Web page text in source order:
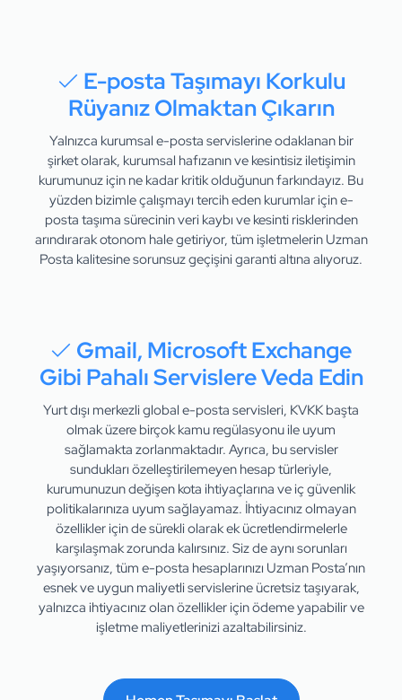
E-posta Taşımayı Korkulu
Rüyanız Olmaktan Çıkarın
Yalnızca kurumsal e-posta servislerine odaklanan bir
şirket olarak, kurumsal hafızanın ve kesintisiz iletişimin
kurumunuz için ne kadar kritik olduğunun farkındayız. Bu
yüzden bizimle çalışmayı tercih eden kurumlar için e-
posta taşıma sürecinin veri kaybı ve kesinti risklerinden
arındırarak otonom hale getiriyor, tüm işletmelerin Uzman
Posta kalitesine sorunsuz geçişini garanti altına alıyoruz.
Gmail, Microsoft Exchange
Gibi Pahalı Servislere Veda Edin
Yurt dışı merkezli global e-posta servisleri, KVKK başta
olmak üzere birçok kamu regülasyonu ile uyum
sağlamakta zorlanmaktadır. Ayrıca, bu servisler
sundukları özelleştirilemeyen hesap türleriyle,
kurumunuzun değişen kota ihtiyaçlarına ve iç güvenlik
politikalarınıza uyum sağlayamaz. İhtiyacınız olmayan
özellikler için de sürekli olarak ek ücretlendirmelerle
karşılaşmak zorunda kalırsınız. Siz de aynı sorunları
yaşıyorsanız, tüm e-posta hesaplarınızı Uzman Posta’nın
esnek ve uygun maliyetli servislerine ücretsiz taşıyarak,
yalnızca ihtiyacınız olan özellikler için ödeme yapabilir ve
işletme maliyetlerinizi azaltabilirsiniz.